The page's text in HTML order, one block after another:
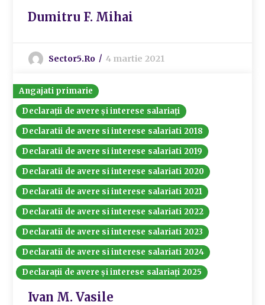
Dumitru F. Mihai
Sector5.ro 4 martie 2021
Angajati primarie
Declarații de avere și interese salariați
Declaratii de avere si interese salariati 2018
Declaratii de avere si interese salariati 2019
Declaratii de avere si interese salariati 2020
Declaratii de avere si interese salariati 2021
Declaratii de avere si interese salariati 2022
Declaratii de avere si interese salariati 2023
Declaratii de avere si interese salariati 2024
Declarații de avere și interese salariați 2025
Ivan M. Vasile